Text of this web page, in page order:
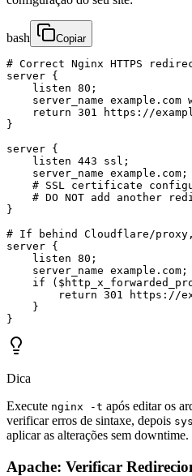
bash Copiar
# Correct Nginx HTTPS
server {
    listen 80;
server_name example.com
return 301 https://
}
server {
    listen 443 ssl;
    server_name example.com;
# SSL certificate
# DO NOT add another
}
# If behind Cloudflare/
server {
    listen 80;
    server_name example.com;
if
return 301 https://
    }
}
Dica
Execute nginx -t após editar os
verificar erros de sintaxe, depois
aplicar as alterações sem downtime.
Apache: Verificar